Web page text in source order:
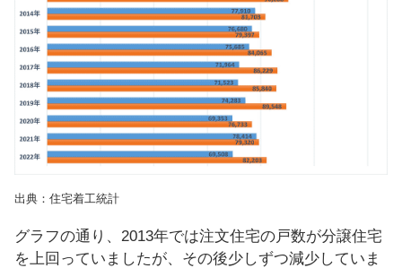
出典：住宅着工統計
グラフの通り、2013年では注文住宅の戸数が分譲住宅
を上回っていましたが、その後少しずつ減少していま